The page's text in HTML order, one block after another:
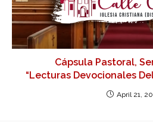
Cápsula Pastoral,
“Lecturas Devocionales
April 21,